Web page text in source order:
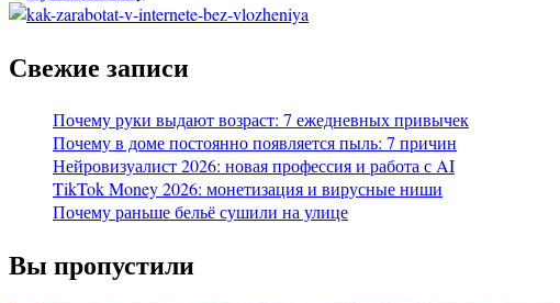
Свежие записи
Почему руки выдают возраст: 7 ежедневных привычек
Почему в доме постоянно появляется пыль: 7 причин
Нейровизуалист 2026: новая профессия и работа с AI
TikTok Money 2026: монетизация и вирусные ниши
Почему раньше бельё сушили на улице
Вы пропустили